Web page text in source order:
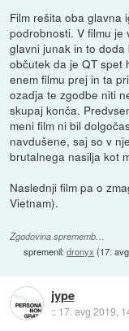
Film rešita oba glavna
podrobnosti. V filmu je
glavni junak in to
občutek da je QT spet
enem filmu prej in ta
ozadja te zgodbe niti
skupaj konča.
meni film ni bil
navdušene, saj so v
brutalnega nasilja kot
Naslednji film pa o
Vietnam).
Zgodovina sprememb…
spremenil:dronyx (17.
jype
:: 17. avg 2019,